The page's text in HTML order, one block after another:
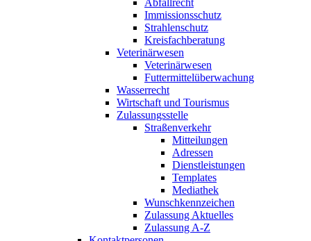
Abfallrecht
Immissionsschutz
Strahlenschutz
Kreisfachberatung
Veterinärwesen
Veterinärwesen
Futtermittelüberwachung
Wasserrecht
Wirtschaft und Tourismus
Zulassungsstelle
Straßenverkehr
Mitteilungen
Adressen
Dienstleistungen
Templates
Mediathek
Wunschkennzeichen
Zulassung Aktuelles
Zulassung A-Z